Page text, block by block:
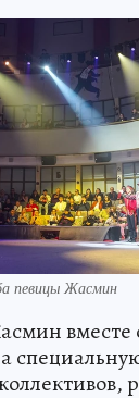
певицы Жасмин
вместе